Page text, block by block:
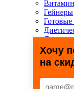
Гейнеры
Готовые
Для
Креатин
Хочу
на